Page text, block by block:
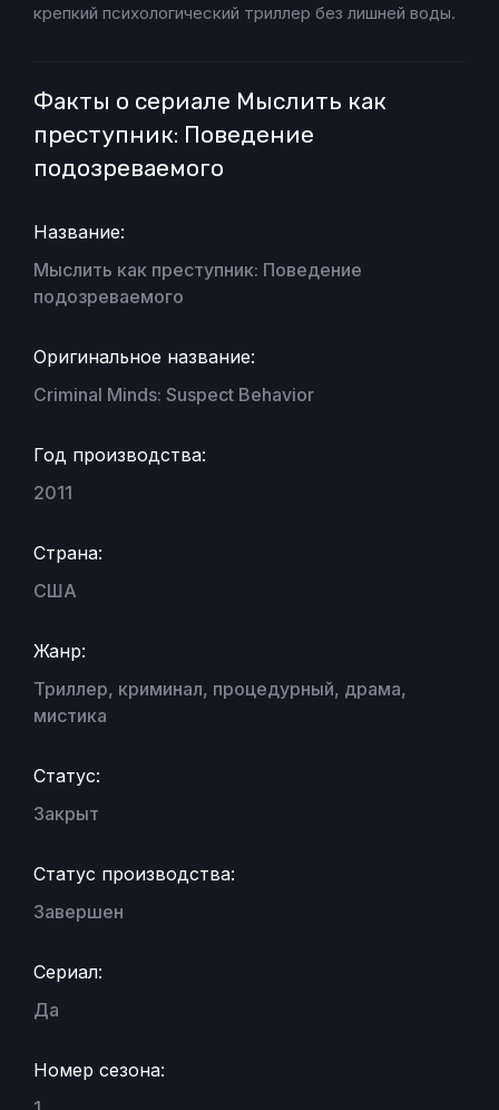
крепкий психологический триллер без лишней воды.
Факты о сериале Мыслить как
преступник: Поведение
подозреваемого
Название:
Мыслить как преступник: Поведение
подозреваемого
Оригинальное название:
Criminal Minds: Suspect Behavior
Год производства:
2011
Страна:
США
Жанр:
Триллер, криминал, процедурный, драма,
мистика
Статус:
Закрыт
Статус производства:
Завершен
Сериал:
Да
Номер сезона: